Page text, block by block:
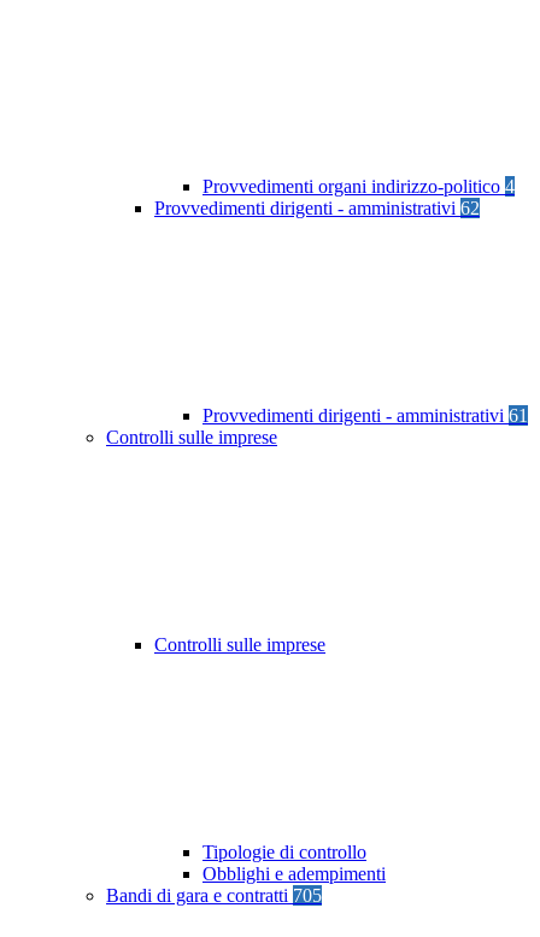
Provvedimenti organi indirizzo-politico 4
Provvedimenti dirigenti - amministrativi 62
Provvedimenti dirigenti - amministrativi 61
Controlli sulle imprese
Controlli sulle imprese
Tipologie di controllo
Obblighi e adempimenti
Bandi di gara e contratti 705